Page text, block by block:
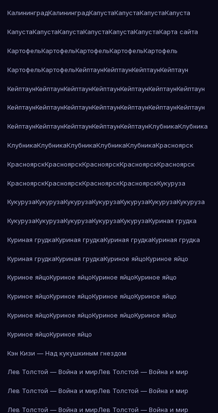
КалининградКалининградКапустаКапустаКапустаКапуста
КапустаКапустаКапустаКапустаКапустаКапустаКарта сайта
КартофельКартофельКартофельКартофельКартофель
КартофельКартофельКейптаунКейптаунКейптаунКейптаун
КейптаунКейптаунКейптаунКейптаунКейптаунКейптаунКейптаун
КейптаунКейптаунКейптаунКейптаунКейптаунКейптаунКейптаун
КейптаунКейптаунКейптаунКейптаунКейптаунКлубникаКлубника
КлубникаКлубникаКлубникаКлубникаКлубникаКрасноярск
КрасноярскКрасноярскКрасноярскКрасноярскКрасноярск
КрасноярскКрасноярскКрасноярскКрасноярскКукуруза
КукурузаКукурузаКукурузаКукурузаКукурузаКукурузаКукуруза
КукурузаКукурузаКукурузаКукурузаКукурузаКуриная грудка
Куриная грудкаКуриная грудкаКуриная грудкаКуриная грудка
Куриная грудкаКуриная грудкаКуриное яйцоКуриное яйцо
Куриное яйцоКуриное яйцоКуриное яйцоКуриное яйцо
Куриное яйцоКуриное яйцоКуриное яйцоКуриное яйцо
Куриное яйцоКуриное яйцоКуриное яйцоКуриное яйцо
Куриное яйцоКуриное яйцо
Кэн Кизи — Над кукушкиным гнездом
Лев Толстой — Война и мирЛев Толстой — Война и мир
Лев Толстой — Война и мирЛев Толстой — Война и мир
Лев Толстой — Война и мирЛев Толстой — Война и мир